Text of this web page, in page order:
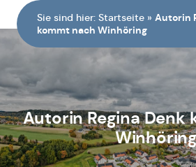
Sie sind hier: Startseite » Autorin
kommt nach Winhöring
Autorin Regina Denk